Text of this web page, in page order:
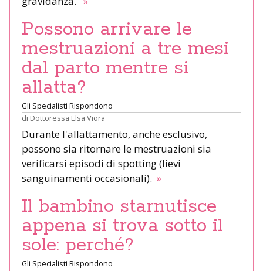
Possono arrivare le
mestruazioni a tre mesi
dal parto mentre si
allatta?
Gli Specialisti Rispondono
di Dottoressa Elsa Viora
Durante l'allattamento, anche esclusivo,
possono sia ritornare le mestruazioni sia
verificarsi episodi di spotting (lievi
sanguinamenti occasionali). »
Il bambino starnutisce
appena si trova sotto il
sole: perché?
Gli Specialisti Rispondono